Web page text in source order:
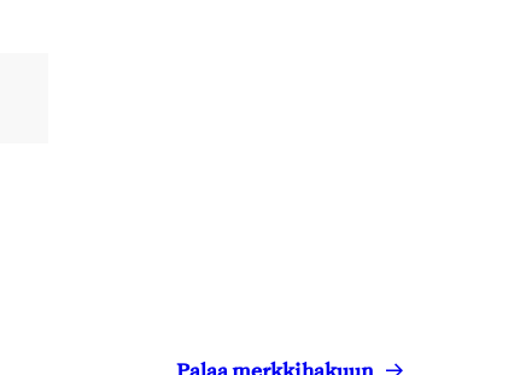
Palaa merkkihakuun